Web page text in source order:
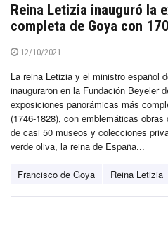
Reina Letizia inauguró la
completa de Goya con
12/10/2021
La reina Letizia y el ministro español
inauguraron en la Fundación Beyeler
exposiciones panorámicas más
(1746-1828), con emblemáticas
de casi 50 museos y colecciones
verde oliva, la reina de España...
Francisco de Goya Reina Letizia